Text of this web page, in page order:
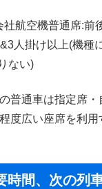
社航空機普通席:前
人掛け以上(機種
ない)
普通車は指定席
度広い座席を利用
時間、次の列